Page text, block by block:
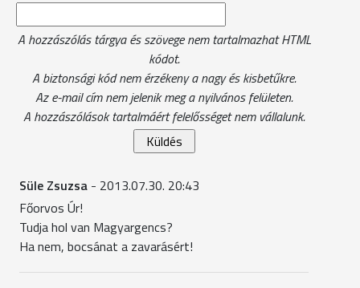
A hozzászólás tárgya és szövege nem tartalmazhat HTML
kódot.
A biztonsági kód nem érzékeny a nagy és kisbetűkre.
Az e-mail cím nem jelenik meg a nyilvános felületen.
A hozzászólások tartalmáért felelősséget nem vállalunk.
Süle Zsuzsa - 2013.07.30. 20:43
Főorvos Úr!
Tudja hol van Magyargencs?
Ha nem, bocsánat a zavarásért!